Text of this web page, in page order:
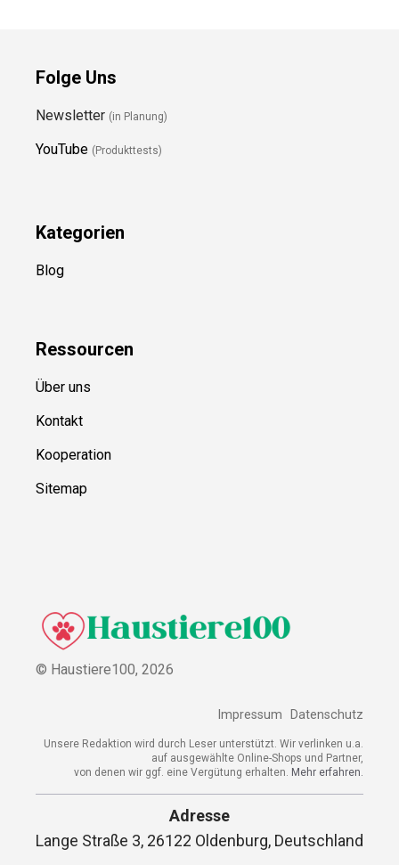
Folge Uns
Newsletter (in Planung)
YouTube (Produkttests)
Kategorien
Blog
Ressourcen
Über uns
Kontakt
Kooperation
Sitemap
© Haustiere100, 2026
Impressum Datenschutz
Unsere Redaktion wird durch Leser unterstützt. Wir verlinken u.a.
auf ausgewählte Online-Shops und Partner,
von denen wir ggf. eine Vergütung erhalten. Mehr erfahren.
Adresse
Lange Straße 3, 26122 Oldenburg, Deutschland